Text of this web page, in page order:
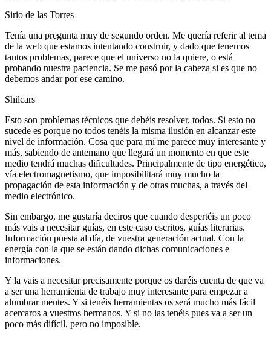
Sirio de las Torres
Tenía una pregunta muy de segundo orden. Me quería referir al tema
de la web que estamos intentando construir, y dado que tenemos
tantos problemas, parece que el universo no la quiere, o está
probando nuestra paciencia. Se me pasó por la cabeza si es que no
debemos andar por ese camino.
Shilcars
Esto son problemas técnicos que debéis resolver, todos. Si esto no
sucede es porque no todos tenéis la misma ilusión en alcanzar este
nivel de información. Cosa que para mí me parece muy interesante y
más, sabiendo de antemano que llegará un momento en que este
medio tendrá muchas dificultades. Principalmente de tipo energético,
vía electromagnetismo, que imposibilitará muy mucho la
propagación de esta información y de otras muchas, a través del
medio electrónico.
Sin embargo, me gustaría deciros que cuando despertéis un poco
más vais a necesitar guías, en este caso escritos, guías literarias.
Información puesta al día, de vuestra generación actual. Con la
energía con la que se están dando dichas comunicaciones e
informaciones.
Y la vais a necesitar precisamente porque os daréis cuenta de que va
a ser una herramienta de trabajo muy interesante para empezar a
alumbrar mentes. Y si tenéis herramientas os será mucho más fácil
acercaros a vuestros hermanos. Y si no las tenéis pues va a ser un
poco más difícil, pero no imposible.